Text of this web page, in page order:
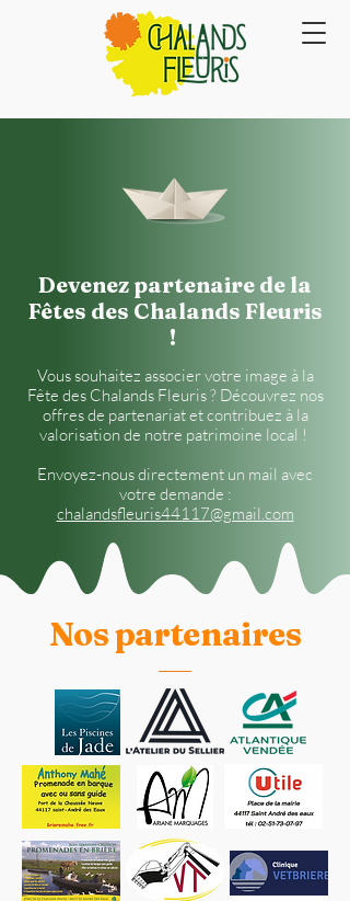
Devenez partenaire de la
Fêtes des Chalands Fleuris
!
Vous souhaitez associer votre image à la
Fête des Chalands Fleuris ? Découvrez nos
offres de partenariat et contribuez à la
valorisation de notre patrimoine local !
Envoyez-nous directement un mail avec
votre demande :
chalandsfleuris44117@gmail.com
Nos partenaires